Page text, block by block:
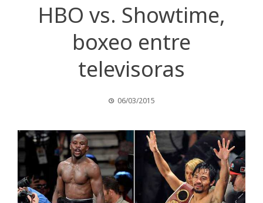
HBO vs. Showtime,
boxeo entre
televisoras
06/03/2015